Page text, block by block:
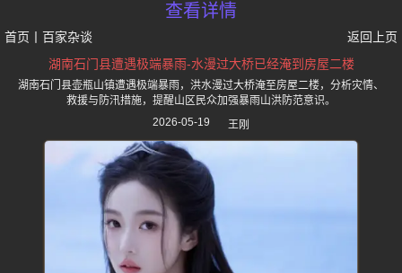
查看详情
首页 百家杂谈
返回上页
湖南石门县遭遇极端暴雨-水漫过大桥已经淹到房屋二楼
湖南石门县壶瓶山镇遭遇极端暴雨，洪水漫过大桥淹至房屋二楼，分析灾情、
救援与防汛措施，提醒山区民众加强暴雨山洪防范意识。
2026-05-19
王刚